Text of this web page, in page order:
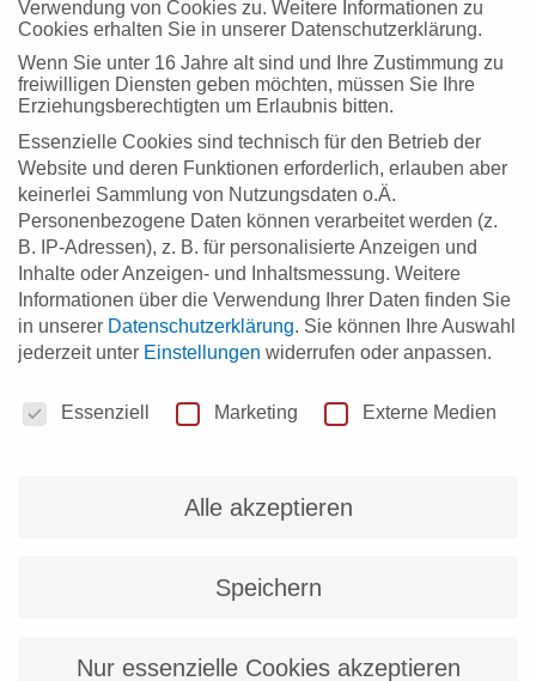
DECIDE beim Donausalon in Berlin
Blog , Digital Blog
wirtschaftliche Resilienz und der Abbau von Disparitäten im
Verwendung von Cookies zu. Weitere Informationen zu
Cookies erhalten Sie in unserer Datenschutzerklärung.
Wenn Sie unter 16 Jahre alt sind und Ihre Zustimmung zu
freiwilligen Diensten geben möchten, müssen Sie Ihre
Erziehungsberechtigten um Erlaubnis bitten.
Essenzielle Cookies sind technisch für den Betrieb der
Website und deren Funktionen erforderlich, erlauben aber
keinerlei Sammlung von Nutzungsdaten o.Ä.
Personenbezogene Daten können verarbeitet werden (z.
B. IP-Adressen), z. B. für personalisierte Anzeigen und
Inhalte oder Anzeigen- und Inhaltsmessung. Weitere
Informationen über die Verwendung Ihrer Daten finden Sie
in unserer Datenschutzerklärung. Sie können Ihre Auswahl
jederzeit unter Einstellungen widerrufen oder anpassen.
Essenziell
Marketing Externe Medien
Alle akzeptieren
Speichern
Nur essenzielle Cookies akzeptieren